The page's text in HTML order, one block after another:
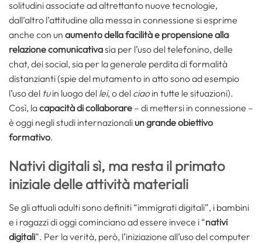
solitudini associate ad altrettanto nuove tecnologie,
dall’altro l’attitudine alla messa in connessione si esprime
anche con un aumento della facilità e propensione alla
relazione comunicativasia per l’uso del telefonino, delle
chat, dei social, sia per la generale perdita di formalità
distanzianti (spie del mutamento in atto sono ad esempio
l’uso del tuin luogo del lei, o del ciaoin tutte le situazioni).
Così, lacapacità di collaborare – di mettersi in connessione –
è oggi negli studi internazionali un grande obiettivo
formativo.
Nativi digitali sì, ma resta il primato
iniziale delle attività materiali
Se gli attuali adulti sono definiti “immigrati digitali”, i bambini
e i ragazzi di oggi cominciano ad essere invece i “nativi
digitali”. Per la verità, però, l’iniziazione all’uso del computer